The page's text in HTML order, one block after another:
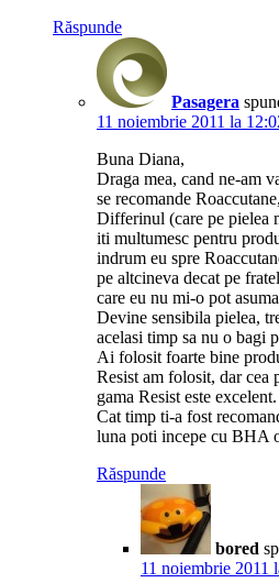
Răspunde
Pasagera
11 noiembrie 2011 la
Buna Diana,
Draga mea, cand ne-am
se recomande
Differinul (care pe pielea
iti multumesc pentru
indrum eu spre
pe altcineva decat pe
care eu nu mi-o pot
Devine sensibila pielea,
acelasi timp sa nu o bagi
Ai folosit foarte bine
Resist am folosit, dar cea
gama Resist este excelent.
Cat timp ti-a fost
luna poti incepe cu BHA
Răspunde
bored
11 noiembrie 2011